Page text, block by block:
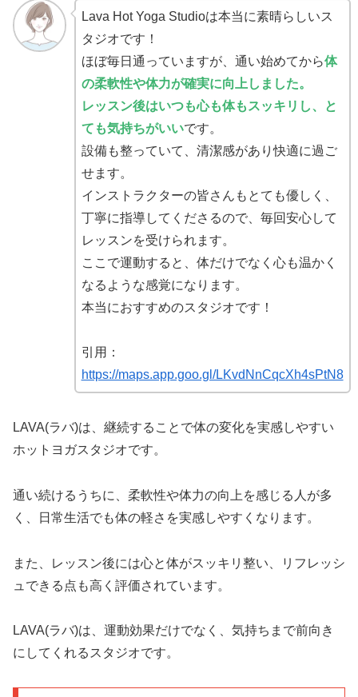
Lava Hot Yoga Studioは本当に素晴らしいス
タジオです！
ほぼ毎日通っていますが、通い始めてから体
の柔軟性や体力が確実に向上しました。
レッスン後はいつも心も体もスッキリし、と
ても気持ちがいいです。
設備も整っていて、清潔感があり快適に過ご
せます。
インストラクターの皆さんもとても優しく、
丁寧に指導してくださるので、毎回安心して
レッスンを受けられます。
ここで運動すると、体だけでなく心も温かく
なるような感覚になります。
本当におすすめのスタジオです！
引用：
https://maps.app.goo.gl/LKvdNnCqcXh4sPtN8
LAVA(ラバ)は、継続することで体の変化を実感しやすい
ホットヨガスタジオです。
通い続けるうちに、柔軟性や体力の向上を感じる人が多
く、日常生活でも体の軽さを実感しやすくなります。
また、レッスン後には心と体がスッキリ整い、リフレッシ
ュできる点も高く評価されています。
LAVA(ラバ)は、運動効果だけでなく、気持ちまで前向き
にしてくれるスタジオです。